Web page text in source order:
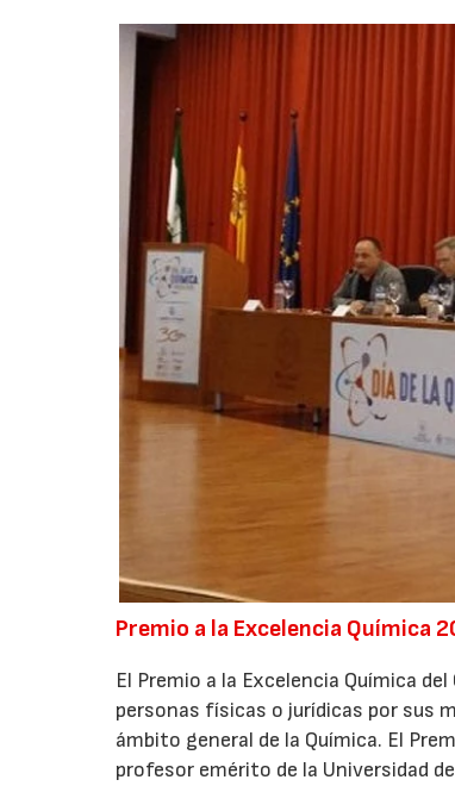
Premio a la Excelencia Química
El Premio a la Excelencia Química
personas físicas o jurídicas por sus
ámbito general de la Química. El
profesor emérito de la Universidad